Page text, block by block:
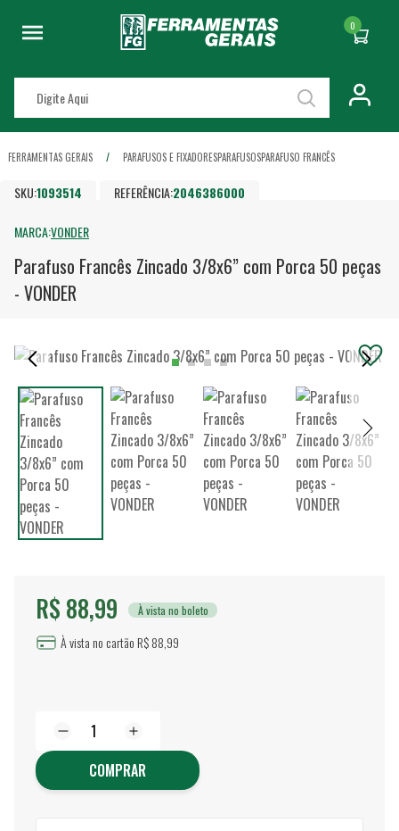
0
FERRAMENTAS GERAIS PARAFUSOS E FIXADORESPARAFUSOSPARAFUSO FRANCÊS
SKU:1093514 REFERÊNCIA:2046386000
MARCA:VONDER
Parafuso Francês Zincado 3/8x6” com Porca 50 peças
- VONDER
R$ 88,99 À vista no boleto
À vista no cartão R$ 88,99
COMPRAR